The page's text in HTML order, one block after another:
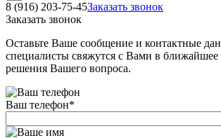
8 (916) 203-75-45Заказать звонок
Заказать звонок
Оставьте Ваше сообщение и контактные
специалисты свяжутся с Вами в ближайшее
решения Вашего вопроса.
Ваш телефон*